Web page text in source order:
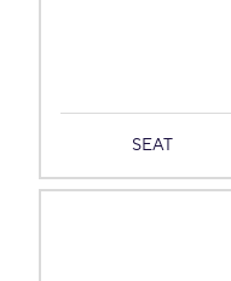
SEAT